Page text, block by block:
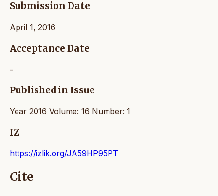
Submission Date
April 1, 2016
Acceptance Date
-
Published in Issue
Year 2016 Volume: 16 Number: 1
IZ
https://izlik.org/JA59HP95PT
Cite